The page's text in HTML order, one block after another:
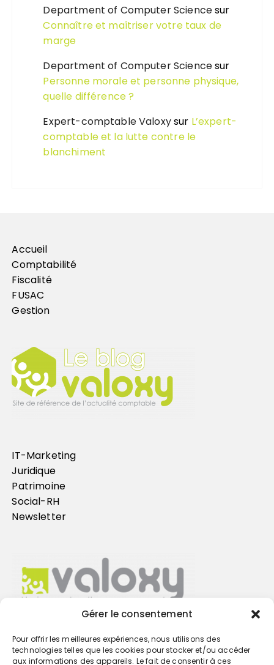
Gérer le consentement
Pour offrir les meilleures expériences, nous utilisons des
technologies telles que les cookies pour stocker et/ou accéder
aux informations des appareils. Le fait de consentir à ces
Department of Computer Sciencesur
Connaître et maîtriser votre taux de
marge
Department of Computer Sciencesur
Personne morale et personne physique,
quelle différence ?
Expert-comptable Valoxysur L’expert-
comptable et la lutte contre le
blanchiment
Accueil
Comptabilité
Fiscalité
FUSAC
Gestion
IT-Marketing
Juridique
Patrimoine
Social-RH
Newsletter
Trouvez votre cabinet